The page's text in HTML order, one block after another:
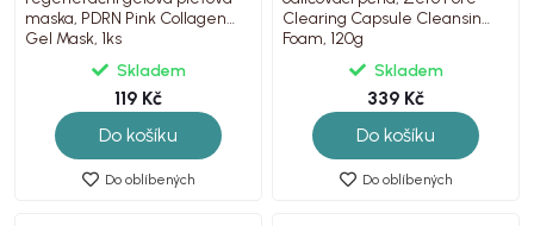
maska, PDRN Pink Collagen
Gel Mask, 1ks
Skladem
119 Kč
Do košíku
Do oblíbených
Clearing Capsule Cleansing
Foam, 120g
Skladem
339 Kč
Do košíku
Do oblíbených